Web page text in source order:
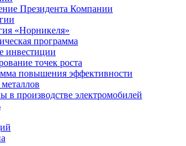
Президента Компании
«Норникеля»
программа
инвестиции
точек роста
повышения эффективности
в производстве электромобилей